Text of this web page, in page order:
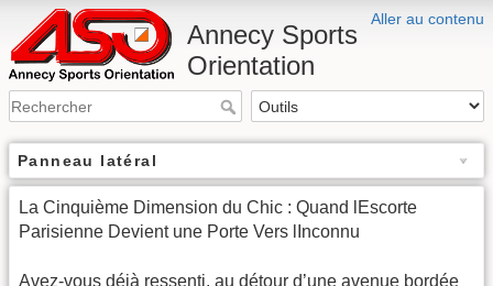
Aller au contenu
Annecy Sports
Orientation
Panneau latéral
La Cinquième Dimension du Chic : Quand lEscorte
Parisienne Devient une Porte Vers lInconnu
Avez-vous déjà ressenti, au détour d’une avenue bordée